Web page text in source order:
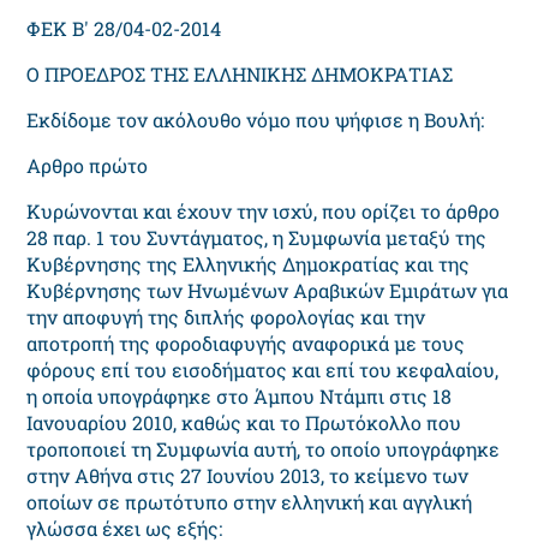
ΦΕΚ Β' 28/04-02-2014
Ο ΠΡΟΕΔΡΟΣ ΤΗΣ ΕΛΛΗΝΙΚΗΣ ΔΗΜΟΚΡΑΤΙΑΣ
Εκδίδομε τον ακόλουθο νόμο που ψήφισε η Βουλή:
Αρθρο πρώτο
Κυρώνονται και έχουν την ισχύ, που ορίζει το άρθρο
28 παρ. 1 του Συντάγματος, η Συμφωνία μεταξύ της
Κυβέρνησης της Ελληνικής Δημοκρατίας και της
Κυβέρνησης των Ηνωμένων Αραβικών Εμιράτων για
την αποφυγή της διπλής φορολογίας και την
αποτροπή της φοροδιαφυγής αναφορικά με τους
φόρους επί του εισοδήματος και επί του κεφαλαίου,
η οποία υπογράφηκε στο Άμπου Ντάμπι στις 18
Ιανουαρίου 2010, καθώς και το Πρωτόκολλο που
τροποποιεί τη Συμφωνία αυτή, το οποίο υπογράφηκε
στην Αθήνα στις 27 Ιουνίου 2013, το κείμενο των
οποίων σε πρωτότυπο στην ελληνική και αγγλική
γλώσσα έχει ως εξής: